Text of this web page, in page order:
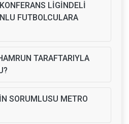
LİGİNDELİ
FUTBOLCULARA
TARAFTARIYLA
SORUMLUSU METRO